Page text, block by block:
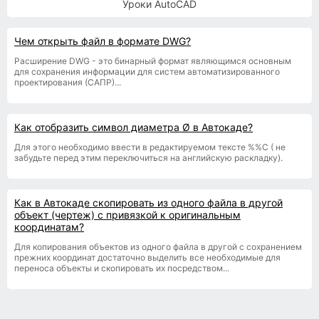
Уроки AutoCAD
Чем открыть файл в формате DWG?
Расширение DWG - это бинарный формат являющимся основным
для сохранения информации для систем автоматизированного
проектирования (САПР)...
Как отобразить символ диаметра Ø в Автокаде?
Для этого необходимо ввести в редактируемом тексте %%С ( не
забудьте перед этим переключиться на английскую раскладку).
Как в Автокаде скопировать из одного файла в другой
объект (чертеж) с привязкой к оригинальным
координатам?
Для копирования объектов из одного файла в другой с сохранением
прежних координат достаточно выделить все необходимые для
переноса объекты и скопировать их посредством...